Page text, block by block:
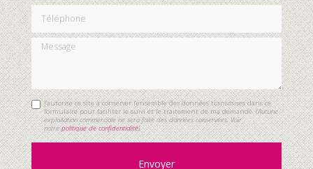
Téléphone
Message
J'autorise ce site à conserver l'ensemble des données transmises dans ce
formulaire pour faciliter le suivi et le traitement de ma demande.(Aucune
exploitation commerciale ne sera faite des données conservées. Voir
notrepolitique de confidentialité)